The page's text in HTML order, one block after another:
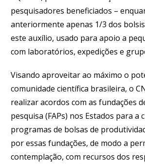
pesquisadores beneficiados –
anteriormente apenas 1/3 dos
este auxílio, usado para apoio a
com laboratórios, expedições e
Visando aproveitar ao máximo o
comunidade científica brasileira, o
realizar acordos com as fundações
pesquisa (FAPs) nos Estados para a
programas de bolsas de
por essas fundações, de modo a
contemplação, com recursos dos